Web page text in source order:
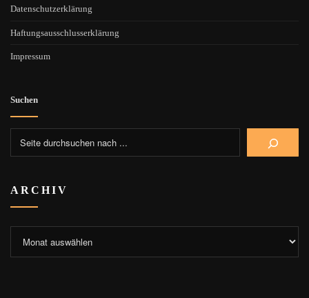
Datenschutzerklärung
Haftungsausschlusserklärung
Impressum
Suchen
ARCHIV